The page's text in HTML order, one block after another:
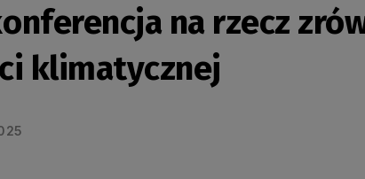
na rzecz
klimatycznej